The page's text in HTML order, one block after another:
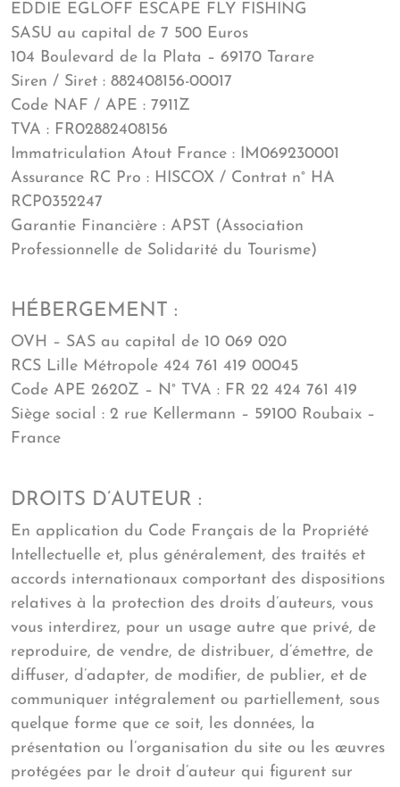
EDDIE EGLOFF ESCAPE FLY FISHING
SASU au capital de 7 500 Euros
104 Boulevard de la Plata – 69170 Tarare
Siren / Siret : 882408156-00017
Code NAF / APE : 7911Z
TVA : FR02882408156
Immatriculation Atout France : IM069230001
Assurance RC Pro : HISCOX / Contrat n° HA
RCP0352247
Garantie Financière : APST (Association
Professionnelle de Solidarité du Tourisme)
HÉBERGEMENT :
OVH – SAS au capital de 10 069 020
RCS Lille Métropole 424 761 419 00045
Code APE 2620Z – N° TVA : FR 22 424 761 419
Siège social : 2 rue Kellermann – 59100 Roubaix –
France
DROITS D’AUTEUR :
En application du Code Français de la Propriété
Intellectuelle et, plus généralement, des traités et
accords internationaux comportant des dispositions
relatives à la protection des droits d’auteurs, vous
vous interdirez, pour un usage autre que privé, de
reproduire, de vendre, de distribuer, d’émettre, de
diffuser, d’adapter, de modifier, de publier, et de
communiquer intégralement ou partiellement, sous
quelque forme que ce soit, les données, la
présentation ou l’organisation du site ou les œuvres
protégées par le droit d’auteur qui figurent sur